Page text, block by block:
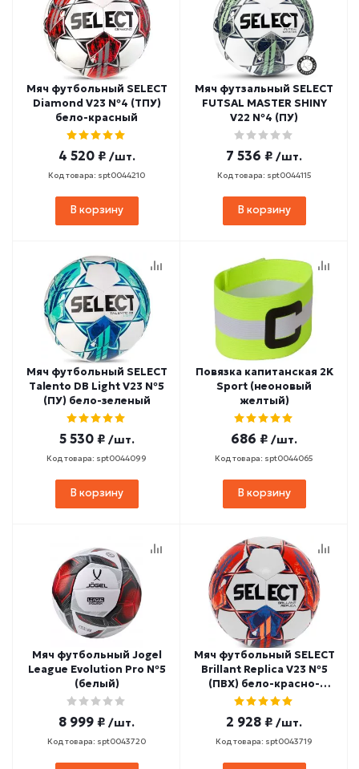
Мяч футбольный SELECT
Diamond V23 №4 (ТПУ)
бело-красный
4 520 ₽ /шт.
Код товара: spt0044210
В корзину
Мяч футзальный SELECT
FUTSAL MASTER SHINY
V22 №4 (ПУ)
7 536 ₽ /шт.
Код товара: spt0044115
В корзину
Мяч футбольный SELECT
Talento DB Light V23 №5
(ПУ) бело-зеленый
5 530 ₽ /шт.
Код товара: spt0044099
В корзину
Повязка капитанская 2K
Sport (неоновый
желтый)
686 ₽ /шт.
Код товара: spt0044065
В корзину
Мяч футбольный Jogel
League Evolution Pro №5
(белый)
8 999 ₽ /шт.
Код товара: spt0043720
Мяч футбольный SELECT
Brillant Replica V23 №5
(ПВХ) бело-красно-
синий
2 928 ₽ /шт.
Код товара: spt0043719